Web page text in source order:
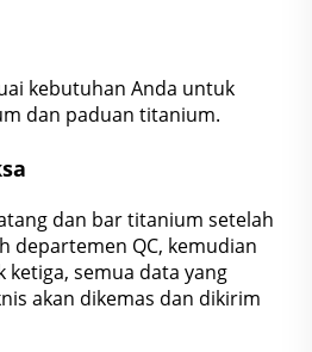
kebutuhan Anda untuk
dan paduan titanium.
dan bar titanium setelah
departemen QC, kemudian
semua data yang
akan dikemas dan dikirim